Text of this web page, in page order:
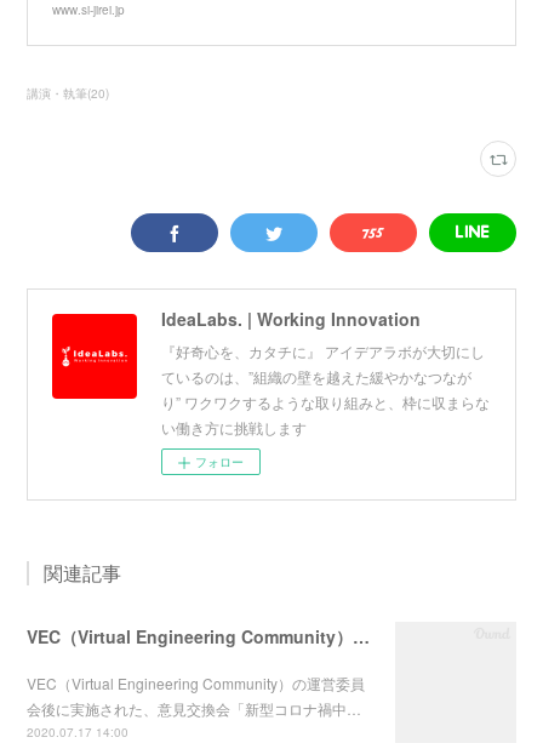
www.si-jirei.jp
講演・執筆(20)
IdeaLabs. | Working Innovation
『好奇心を、カタチに』 アイデアラボが大切にし
ているのは、”組織の壁を越えた緩やかなつなが
り” ワクワクするような取り組みと、枠に収まらな
い働き方に挑戦します
フォロー
関連記事
VEC（Virtual Engineering Community）意見交換会
VEC（Virtual Engineering Community）の運営委員
会後に実施された、意見交換会「新型コロナ禍中…
2020.07.17 14:00